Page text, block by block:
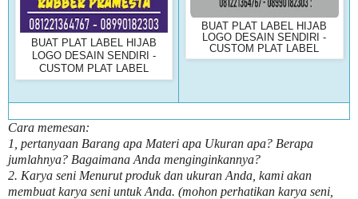
BUAT PLAT LABEL HIJAB
LOGO DESAIN SENDIRI -
CUSTOM PLAT LABEL
BUAT PLAT LABEL HIJAB
LOGO DESAIN SENDIRI -
CUSTOM PLAT LABEL
Cara memesan:
1, pertanyaan Barang apa Materi apa Ukuran apa? Berapa
jumlahnya? Bagaimana Anda menginginkannya?
2. Karya seni Menurut produk dan ukuran Anda, kami akan
membuat karya seni untuk Anda. (mohon perhatikan karya seni,